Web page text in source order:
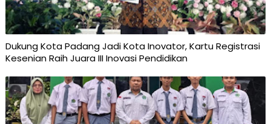
Dukung Kota Padang Jadi Kota Inovator, Kartu Registrasi
Kesenian Raih Juara III Inovasi Pendidikan